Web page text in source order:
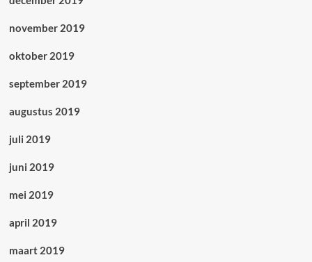
november 2019
oktober 2019
september 2019
augustus 2019
juli 2019
juni 2019
mei 2019
april 2019
maart 2019